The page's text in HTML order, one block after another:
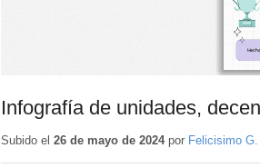
Infografía de unidades,
Subido el 26 de mayo de 2024por Felicisimo G.